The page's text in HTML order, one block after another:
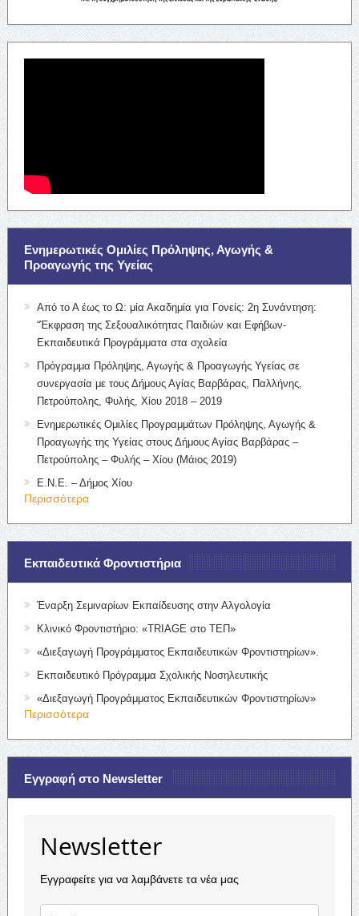
Ενημερωτικές Ομιλίες Πρόληψης, Αγωγής &
Προαγωγής της Υγείας
Από το Α έως το Ω: μία Ακαδημία για Γονείς: 2η Συνάντηση:
“Έκφραση της Σεξουαλικότητας Παιδιών και Εφήβων-
Εκπαιδευτικά Προγράμματα στα σχολεία
Πρόγραμμα Πρόληψης, Αγωγής & Προαγωγής Υγείας σε
συνεργασία με τους Δήμους Αγίας Βαρβάρας, Παλλήνης,
Πετρούπολης, Φυλής, Χίου 2018 – 2019
Ενημερωτικές Ομιλίες Προγραμμάτων Πρόληψης, Αγωγής &
Προαγωγής της Υγείας στους Δήμους Αγίας Βαρβάρας –
Πετρούπολης – Φυλής – Χίου (Μάιος 2019)
Ε.Ν.Ε. – Δήμος Χίου
Περισσότερα
Εκπαιδευτικά Φροντιστήρια
Έναρξη Σεμιναρίων Εκπαίδευσης στην Αλγολογία
Κλινικό Φροντιστήριο: «TRIAGE στο ΤΕΠ»
«Διεξαγωγή Προγράμματος Εκπαιδευτικών Φροντιστηρίων».
Εκπαιδευτικό Πρόγραμμα Σχολικής Νοσηλευτικής
«Διεξαγωγή Προγράμματος Εκπαιδευτικών Φροντιστηρίων»
Περισσότερα
Εγγραφή στο Newsletter
Newsletter
Εγγραφείτε για να λαμβάνετε τα νέα μας